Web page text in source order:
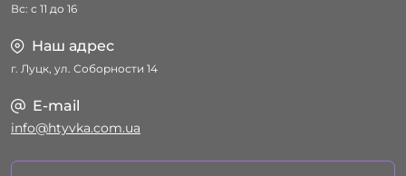
Вс: с 11 до 16
Наш адрес
г. Луцк, ул. Соборности 14
E-mail
info@htyvka.com.ua